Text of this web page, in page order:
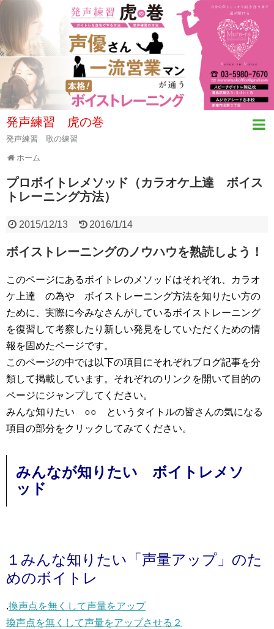
発声練習 虎の巻
発声練習 歌の練習
ホーム
プロボイトレメソッド（カラオケ上達 ボイス
トレーニング方法）
2015/12/13 2016/1/14
ボイストレーニングのノウハウを熟読しよう！
このページにあるボイトレのメソッドはそれぞれ、カラオ
ケ上達 の為や ボイストレーニング方法を知りたい方の
ために、実際に今みなさんがしているボイストレーニング
を復習して考察したり新しい発見をしていただくための情
報を固めたページです。
このページの中では以下の項目にそれぞれブログ記事を分
類して掲載しています。それぞれのリンクを開いて目的の
ページにジャンプしてください。
みんな知りたい ○○ というタイトルの皆さんの気になる
項目の部分をクリックしてみてください。
みんなが知りたい ボイトレメソ
ッド
１みんな知りたい「声量アップ」のた
めのボイトレ
.換声点を無くして声量をアップ
換声点を無くして声量をアップさせる２